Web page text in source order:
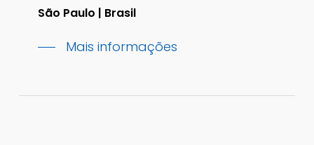
São Paulo | Brasil
Mais informações